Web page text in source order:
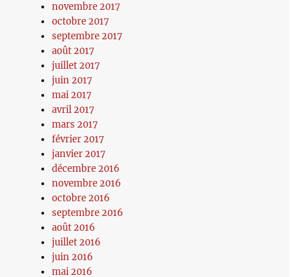
novembre 2017
octobre 2017
septembre 2017
août 2017
juillet 2017
juin 2017
mai 2017
avril 2017
mars 2017
février 2017
janvier 2017
décembre 2016
novembre 2016
octobre 2016
septembre 2016
août 2016
juillet 2016
juin 2016
mai 2016